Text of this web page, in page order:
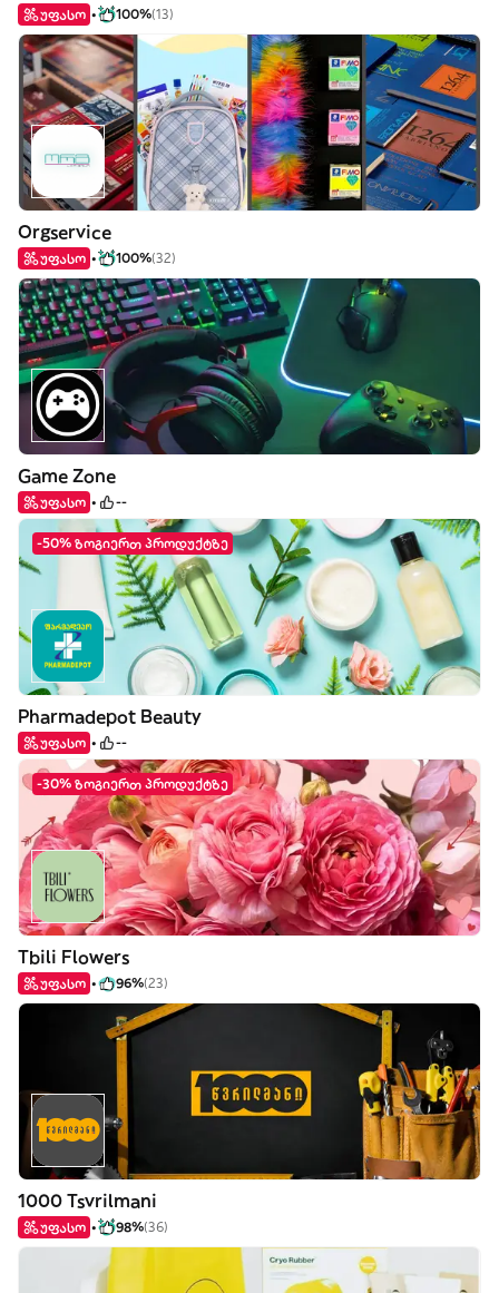
უფასო 100%(13)
Orgservice
უფასო 100%(32)
Game Zone
უფასო --
-50% ზოგიერთ პროდუქტზე
Pharmadepot Beauty
უფასო --
-30% ზოგიერთ პროდუქტზე
Tbili Flowers
უფასო 96%(23)
1000 Tsvrilmani
უფასო 98%(36)